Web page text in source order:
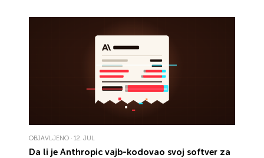
OBJAVLJENO · 12. JUL
Da li je Anthropicvajb-kodovao svoj softver za